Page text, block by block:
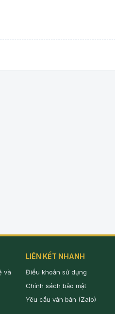
và
LIÊN KẾT NHANH
Điều khoản sử dụng
Chính sách bảo mật
Yêu cầu văn bản (Zalo)